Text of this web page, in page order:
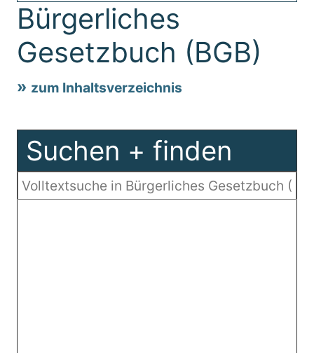
Bürgerliches
Gesetzbuch (BGB)
zum Inhaltsverzeichnis
Suchen + finden